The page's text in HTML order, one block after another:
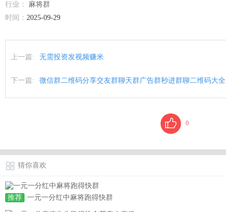
行业： 麻将群
时间： 2025-09-29
上一篇: 无需投资发视频赚米
下一篇: 微信群二维码分享交友群聊天群广告群秒进群聊二维码大全
0
猜你喜欢
推荐 一元一分红中麻将跑得快群